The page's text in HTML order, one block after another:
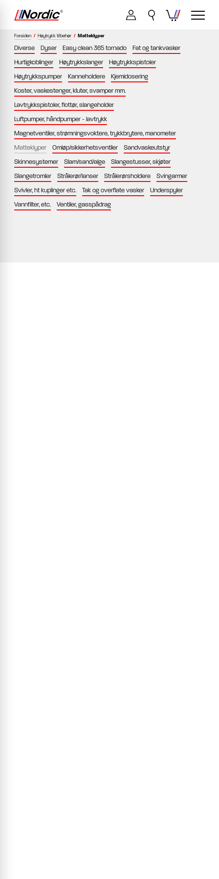
Forsiden / Høytrykk tilbehør / Matteklyper
Diverse Dyser Easy clean 365 tornado
Fat og tankvasker
Hurtigkoblinger
Høytrykkslanger
Høytrykkspistoler
Høytrykkspumper
Kanneholdere
Kjemidosering
Koster, vaskestenger, kluter, svamper mm.
Lavtrykkspistoler, flottør, slangeholder
Luftpumper, håndpumper - lavtrykk
Magnetventiler, strømningsvoktere, trykkbrytere, manometer
Matteklyper
Omløp/sikkerhetsventiler
Sandvaskeutstyr
Skinnesystemer
Slam/sand/alge
Slangestusser, skjøter
Slangetromler
Strålerør/lanser Strålerørsholdere
Svingarmer
Svivler, ht kuplinger etc.
Tak og overflate vasker
Underspyler
Vannfilter, etc.
Ventiler, gasspådrag